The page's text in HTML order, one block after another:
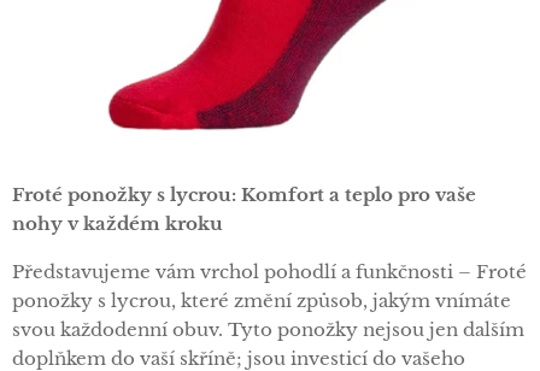
Froté ponožky s lycrou: Komfort a teplo pro vaše
nohy v každém kroku
Představujeme vám vrchol pohodlí a funkčnosti – Froté
ponožky s lycrou, které změní způsob, jakým vnímáte
svou každodenní obuv. Tyto ponožky nejsou jen dalším
doplňkem do vaší skříně; jsou investicí do vašeho